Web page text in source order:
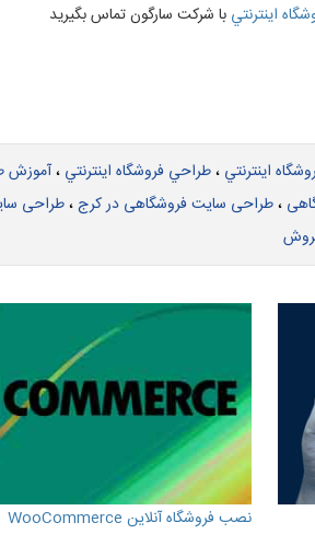
اينترنتي با شرکت سارگون تماس بگيريد
اينترنتي ،طراحي فروشگاه اينترنتي ،آموزش
،طراحی سایت فروشگاهی در کرج،طراحی
نصب فروشگاه آنلاین WooCommerce